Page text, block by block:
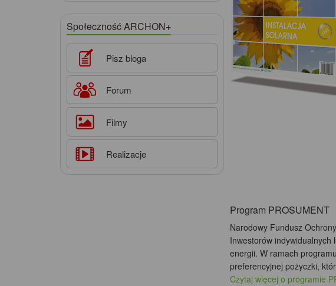
Program PROSUMENT
Narodowy Fundusz
Inwestorów indywidualnych
energii. W ramach
preferencyjnej pożyczki,
Czytaj więcej o programie
Społeczność ARCHON+
Pisz bloga
Forum
Filmy
Realizacje